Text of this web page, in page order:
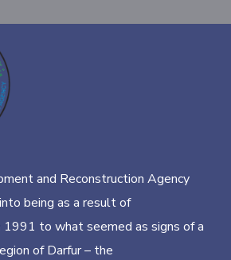
and Reconstruction Agency
being as a result of
1991 to what seemed as signs of a
of Darfur – the